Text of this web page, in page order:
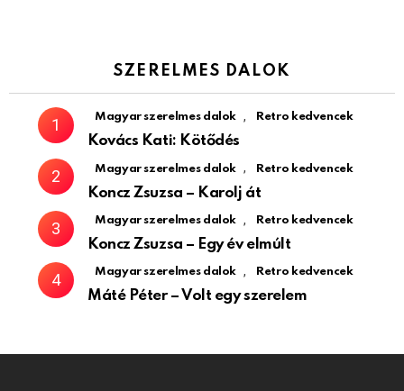
SZERELMES DALOK
Magyar szerelmes dalok , Retro kedvencek
Kovács Kati: Kötődés
Magyar szerelmes dalok , Retro kedvencek
Koncz Zsuzsa – Karolj át
Magyar szerelmes dalok , Retro kedvencek
Koncz Zsuzsa – Egy év elmúlt
Magyar szerelmes dalok , Retro kedvencek
Máté Péter – Volt egy szerelem